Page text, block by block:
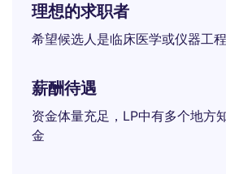
理想的求职者
希望候选人是临床医学或仪器工
薪酬待遇
资金体量充足，LP中有多个地方
金